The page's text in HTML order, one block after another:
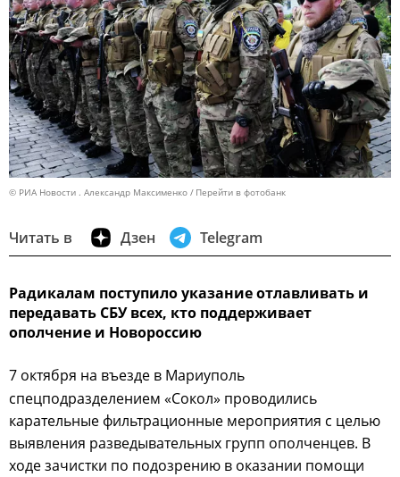
© РИА Новости . Александр Максименко Перейти в фотобанк
Читать в Дзен Telegram
Радикалам поступило указание отлавливать и
передавать СБУ всех, кто поддерживает
ополчение и Новороссию
7 октября на въезде в Мариуполь
спецподразделением «Сокол» проводились
карательные фильтрационные мероприятия с целью
выявления разведывательных групп ополченцев. В
ходе зачистки по подозрению в оказании помощи